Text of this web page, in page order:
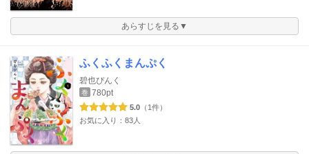
あらすじを見る▼
ふくふくまんぷく
碧也ぴんく
巻 780pt
5.0 （1件）
お気に入り：83人